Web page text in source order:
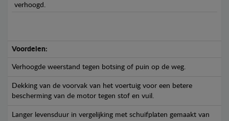
verhoogd.
Voordelen:
Verhoogde weerstand tegen botsing of puin op de weg.
Dekking van de voorvak van het voertuig voor een betere
bescherming van de motor tegen stof en vuil.
Langer levensduur in vergelijking met schuifplaten gemaakt van